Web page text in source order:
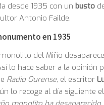
desde 1935 con un busto
Antonio Failde.
en 1935
del Miño desaparece
lo hace saber a la opinión
Radio Ourense, el escritor
lo recoge al día siguiente